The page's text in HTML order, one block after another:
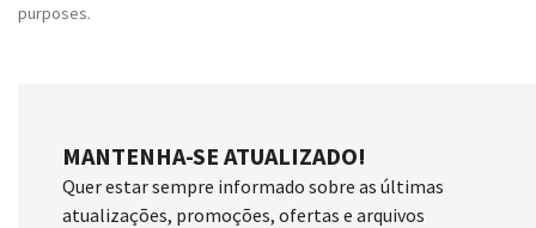
purposes.
MANTENHA-SE ATUALIZADO!
Quer estar sempre informado sobre as últimas
atualizações, promoções, ofertas e arquivos